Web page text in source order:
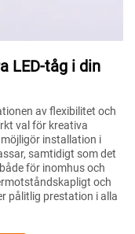
LED-tåg i din
av flexibilitet och
val för kreativa
installation i
samtidigt som det
för inomhus och
och
pålitlig prestation i alla